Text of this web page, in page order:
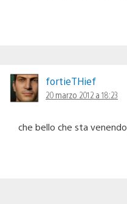
fortieTHief
20 marzo 2012 a 18:23
che bello che sta